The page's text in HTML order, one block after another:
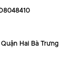
Hai Bà Trưng